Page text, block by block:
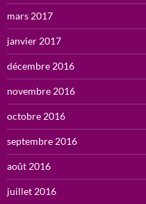
mars 2017
janvier 2017
décembre 2016
novembre 2016
octobre 2016
septembre 2016
août 2016
juillet 2016